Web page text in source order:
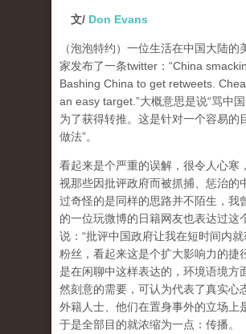
文/ Don Evans
（泡泡特约）一位生活在中国大陆的
家发布了一条twitter：“China
Bashing China to get retweets.
an easy target.”大概意思是说“骂中
为了获得转推。这是针对一个容易的
做法”。
看起来是个严重的误解，很令人心寒
视那些因批评政府而被抓捕、惩治的
过奇怪的是同样的思路并不陌生，我
的一位玩微博的日籍网友也表达过这
说：“批评中国政府让我在短时间内
粉丝，看起来这是个扩大影响力的捷
是在闲聊中这样表达的，环境语境方
然刻意的需要，可认为代表了真实心
外籍人士、他们在置身事外的立场上
于是全部目的就浓缩为一点：传播。